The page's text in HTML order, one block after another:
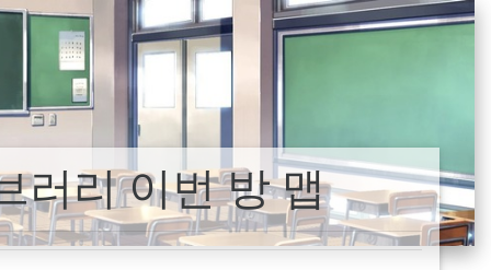
러리 이번 방 맵